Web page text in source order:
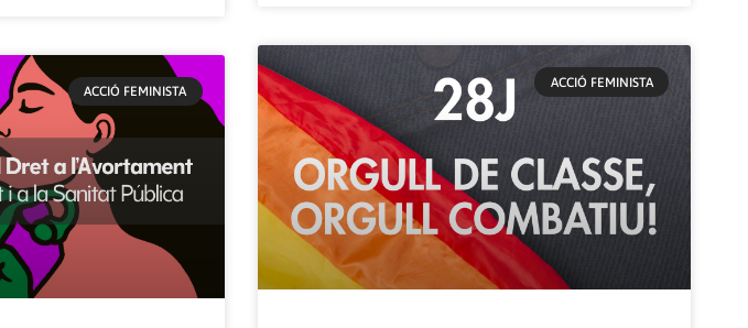
ACCIÓ FEMINISTA
ACCIÓ FEMINISTA